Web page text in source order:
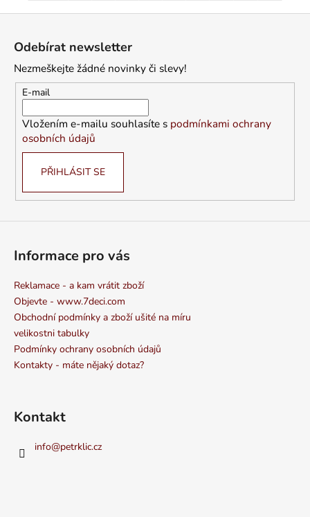
Odebírat newsletter
Nezmeškejte žádné novinky či slevy!
E-mail
Vložením e-mailu souhlasíte s podmínkami ochrany
osobních údajů
PŘIHLÁSIT SE
Informace pro vás
Reklamace - a kam vrátit zboží
Objevte - www.7deci.com
Obchodní podmínky a zboží ušité na míru
velikostni tabulky
Podmínky ochrany osobních údajů
Kontakty - máte nějaký dotaz?
Kontakt
info@petrklic.cz